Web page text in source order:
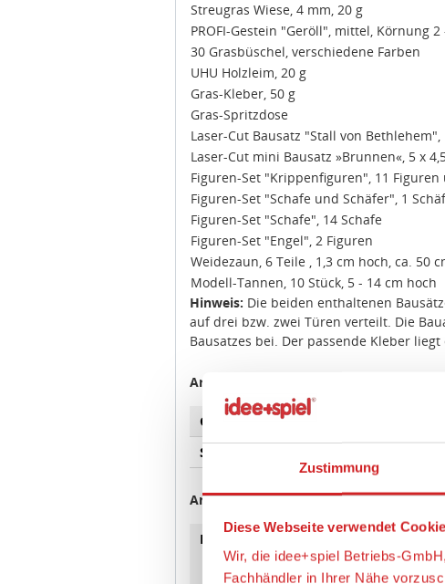
Zustimmung
Diese Webseite verwendet
Wir, die idee+spiel Betriebs-
Fachhändler in Ihrer Nähe
Streugras Wiese, 4 mm, 20 g
PROFI-Gestein "Geröll", mittel, Körnung 2
30 Grasbüschel, verschiedene Farben
UHU Holzleim, 20 g
Gras-Kleber, 50 g
Gras-Spritzdose
Laser-Cut Bausatz "Stall von Bethlehem",
Laser-Cut mini Bausatz »Brunnen«, 5 x
Figuren-Set "Krippenfiguren", 11 Figuren
Figuren-Set "Schafe und Schäfer", 1
Figuren-Set "Schafe", 14 Schafe
Figuren-Set "Engel", 2 Figuren
Weidezaun, 6 Teile , 1,3 cm hoch, ca. 50
Modell-Tannen, 10 Stück, 5 - 14 cm hoch
Hinweis: Die beiden enthaltenen
auf drei bzw. zwei Türen verteilt. Die
Bausatzes bei. Der passende Kleber
Artikeleigenschaften:
Geeignetes Alter
Spur
Angaben zur Produktsicherheit:
Hersteller:
Wangen im